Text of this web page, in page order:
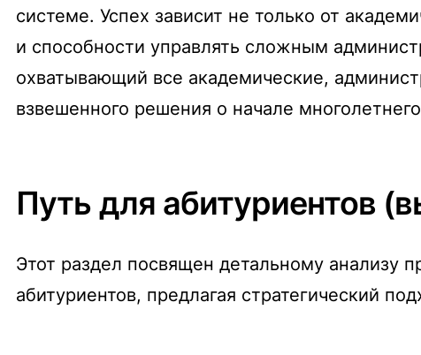
системе. Успех зависит не только от
и способности управлять сложным
охватывающий все академические,
взвешенного решения о начале
Путь для абитуриентов
Этот раздел посвящен детальному анализу
абитуриентов, предлагая стратегический